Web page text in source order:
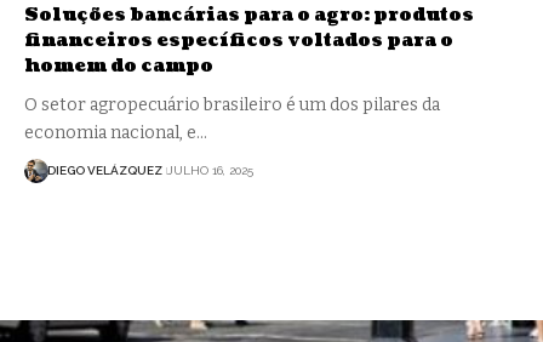
Soluções bancárias para o agro: produtos
financeiros específicos voltados para o
homem do campo
O setor agropecuário brasileiro é um dos pilares da
economia nacional, e…
DIEGO VELÁZQUEZ JULHO 16, 2025